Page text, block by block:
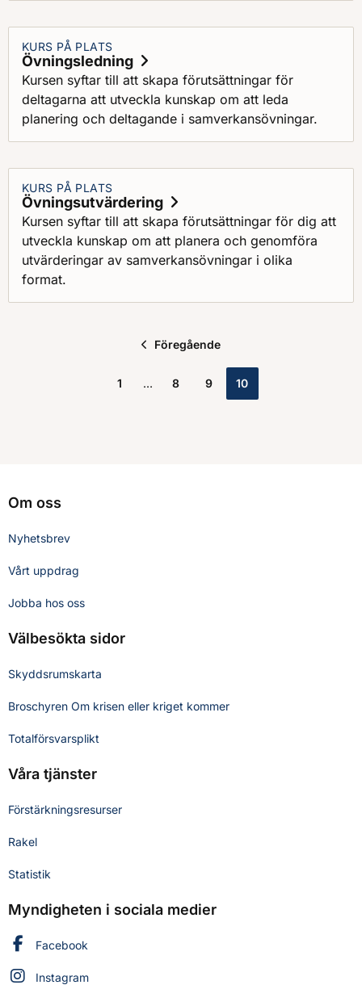
samverkansövningar inom civil beredskap.
KURS PÅ PLATS
Övningsledning
Kursen syftar till att skapa förutsättningar för
deltagarna att utveckla kunskap om att leda
planering och deltagande i samverkansövningar.
KURS PÅ PLATS
Övningsutvärdering
Kursen syftar till att skapa förutsättningar för dig att
utveckla kunskap om att planera och genomföra
utvärderingar av samverkansövningar i olika
format.
Föregående
1 8 9 10
Om oss
Nyhetsbrev
Vårt uppdrag
Jobba hos oss
Välbesökta sidor
Skyddsrumskarta
Broschyren Om krisen eller kriget kommer
Totalförsvarsplikt
Våra tjänster
Förstärkningsresurser
Rakel
Statistik
Myndigheten i sociala medier
Myndigheten för civilt försvar på
Facebook
Myndigheten för civilt försvar på
Instagram